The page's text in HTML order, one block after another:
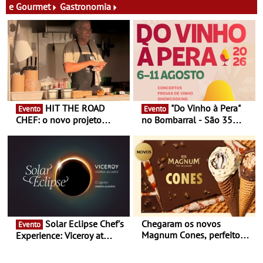
e Gourmet
Gastronomia
Evento
CHEF: o novo projeto
conceito gastronómico
itinerante que percorre
Portugal
Evento
no Bombarral - São 35
prova e seis dias de
experiências
Evento
Experience: Viceroy at
Chegaram os novos
Magnum Cones, perfeitos